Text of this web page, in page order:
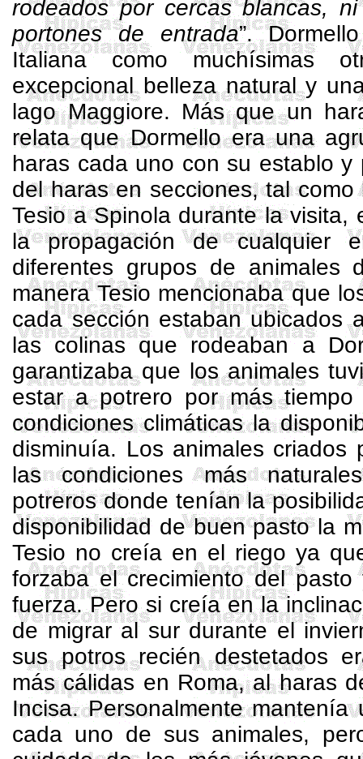
rodeados por cercas blancas,
portones de entrada”.Dormello
Italiana como muchísimas
excepcional belleza natural y
lago Maggiore. Más que un
relata queDormelloera una
haras cada uno con su establo y
delharasen secciones, tal como
Tesio aSpinola durante la visita,
la propagación de cualquier
diferentes grupos de animales
manera Tesio mencionaba que
cada sección estaban ubicados
las colinas que rodeaban a
garantizaba que los animales
estar a potrero por más
condiciones climáticas la
disminuía. Los animales criados
las condiciones más
potreros donde tenían la
disponibilidad de buen pasto la
Tesio no creía en el riego ya
forzaba el crecimiento del
fuerza. Pero si creía en la
de migrar al sur durante el
sus potros recién destetados
más cálidas en Roma, alharas
Incisa. Personalmente
cada uno de sus animales,